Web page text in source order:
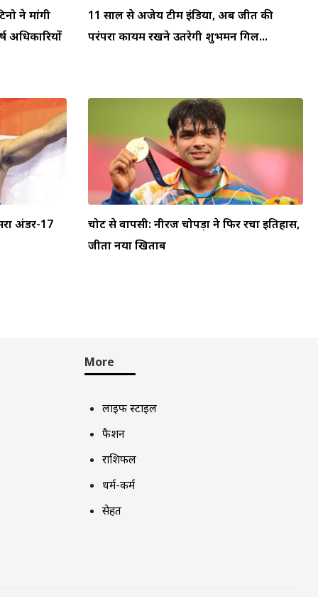
ने मांगी
अधिकारियों
11 साल से अजेय टीम इंडिया, अब जीत की
परंपरा कायम रखने उतरेगी शुभमन गिल...
अंडर-17
चोट से वापसी: नीरज चोपड़ा ने फिर रचा इतिहास,
जीता नया खिताब
More
लाइफ स्टाइल
फैशन
राशिफल
धर्म-कर्म
सेहत